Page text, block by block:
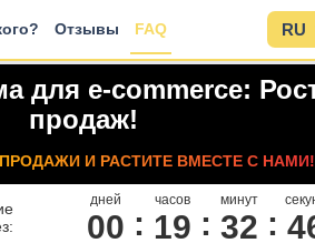
Отзывы FAQ RU
для e-commerce:
продаж!
И РАСТИТЕ ВМЕСТЕ С НАМИ!
дней
00
часов
19
минут
32 4